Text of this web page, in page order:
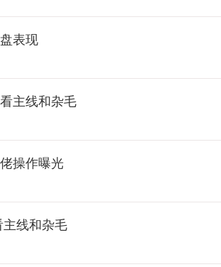
表现
主线和杂毛
操作曝光
线和杂毛